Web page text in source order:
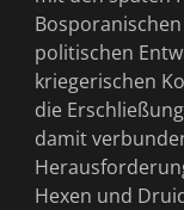
politischen
kriegerischen
die
damit
Hexen und